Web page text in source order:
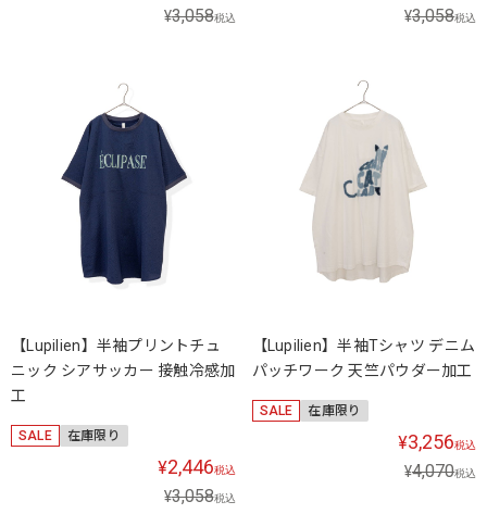
¥3,058税込 ¥3,058税込
【Lupilien】半袖プリントチュ
ニック シアサッカー 接触冷感加
工
SALE 在庫限り
¥2,446税込
¥3,058税込
【Lupilien】半袖Tシャツ デニム
パッチワーク 天竺パウダー加工
SALE 在庫限り
¥3,256税込
¥4,070税込